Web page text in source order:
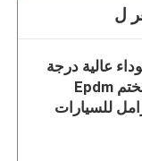
ل
عالية درجة
الحرارة / حلقات الختم Epdm
للسيارات